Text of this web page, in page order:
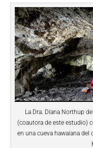
La Dra. Diana Northup
(coautora de este estudio)
en una cueva hawaiana del